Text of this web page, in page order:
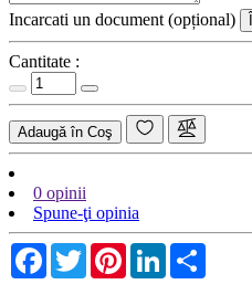
Incarcati un document (opțional)
Cantitate :
Adaugă în Coş
0 opinii
Spune-ţi opinia
Facebook
TwitterPinterestLinkedIn